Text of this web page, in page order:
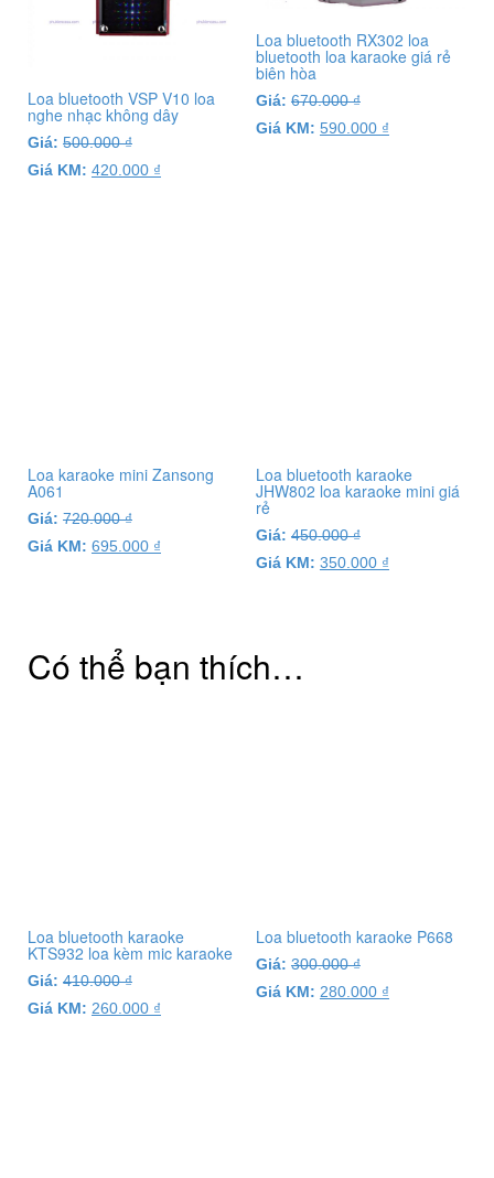
Loa bluetooth VSP V10 loa
nghe nhạc không dây
Giá: 500.000₫
Giá KM: 420.000 ₫
Loa bluetooth RX302 loa
bluetooth loa karaoke giá rẻ
biên hòa
Giá: 670.000₫
Giá KM: 590.000 ₫
Loa karaoke mini Zansong
A061
Giá: 720.000₫
Giá KM: 695.000 ₫
Loa bluetooth karaoke
JHW802 loa karaoke mini giá
rẻ
Giá: 450.000₫
Giá KM: 350.000 ₫
Có thể bạn thích…
Loa bluetooth karaoke
KTS932 loa kèm mic karaoke
Giá: 410.000₫
Giá KM: 260.000 ₫
Loa bluetooth karaoke P668
Giá: 300.000₫
Giá KM: 280.000 ₫